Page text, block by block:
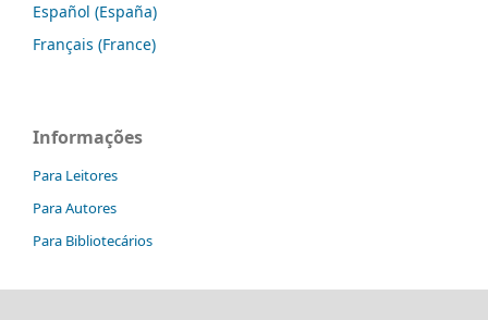
Español (España)
Français (France)
Informações
Para Leitores
Para Autores
Para Bibliotecários